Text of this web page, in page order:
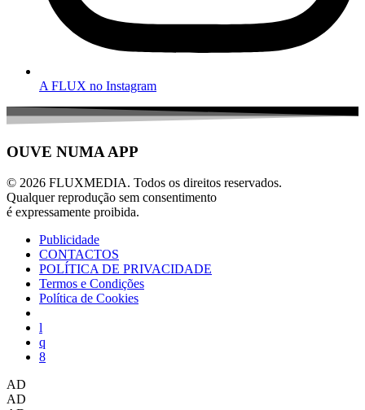
A FLUX no Instagram
OUVE NUMA APP
© 2026 FLUXMEDIA. Todos os direitos reservados.
Qualquer reprodução sem consentimento
é expressamente proibida.
Publicidade
CONTACTOS
POLÍTICA DE PRIVACIDADE
Termos e Condições
Política de Cookies
AD
AD